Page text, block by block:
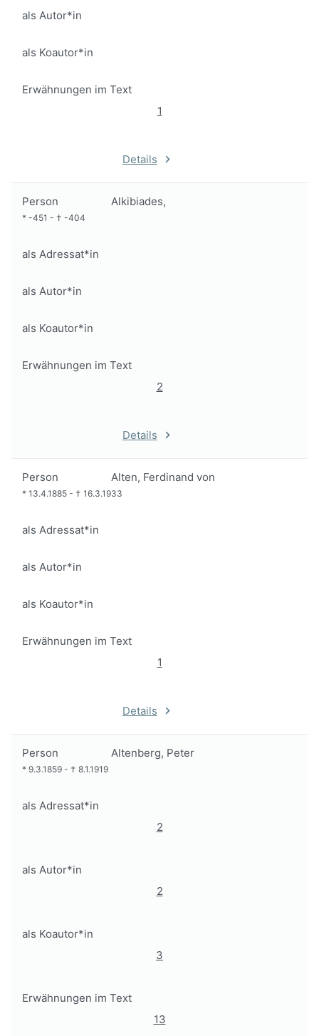
als Autor*in
als Koautor*in
Erwähnungen im Text
1
Details
Person Alkibiades,
* -451 - † -404
als Adressat*in
als Autor*in
als Koautor*in
Erwähnungen im Text
2
Details
Person Alten, Ferdinand von
* 13.4.1885 - † 16.3.1933
als Adressat*in
als Autor*in
als Koautor*in
Erwähnungen im Text
1
Details
Person Altenberg, Peter
* 9.3.1859 - † 8.1.1919
als Adressat*in
2
als Autor*in
2
als Koautor*in
3
Erwähnungen im Text
13